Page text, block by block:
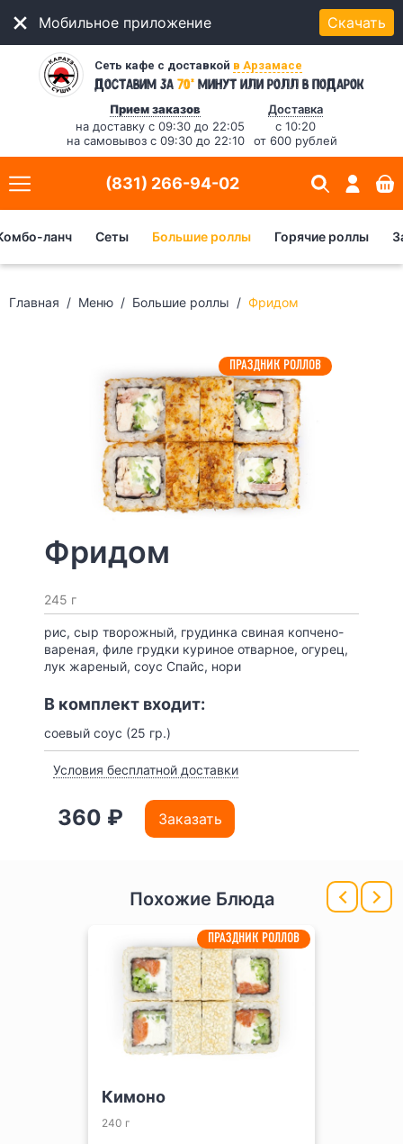
Мобильное приложение Скачать
Сеть кафе с доставкой в Арзамасе
Доставим за70* минутили ролл в подарок
Прием заказов
на доставку с 09:30 до 22:05
на самовывоз с 09:30 до 22:10
Доставка
с 10:20
от 600 рублей
(831) 266-94-02
ланч Сеты Большие роллы Горячие роллы
Главная Меню Большие роллы Фридом
ПРАЗДНИК РОЛЛОВ
Фридом
245 г
рис, сыр творожный, грудинка свиная копчено-
вареная, филе грудки куриное отварное, огурец,
лук жареный, соус Спайс, нори
В комплект входит:
соевый соус (25 гр.)
Условия бесплатной доставки
360 ₽ Заказать
Похожие Блюда
ПРАЗДНИК РОЛЛОВ
Кимоно
240 г